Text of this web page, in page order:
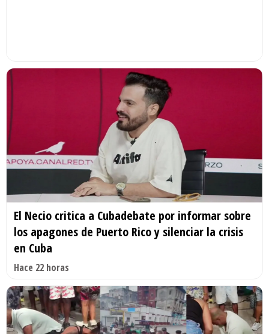
El Necio critica a Cubadebate por informar sobre
los apagones de Puerto Rico y silenciar la crisis
en Cuba
Hace 22 horas